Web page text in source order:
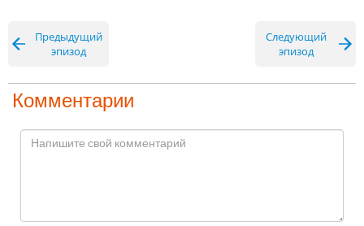
Предыдущий
эпизод
Следующий
эпизод
Комментарии